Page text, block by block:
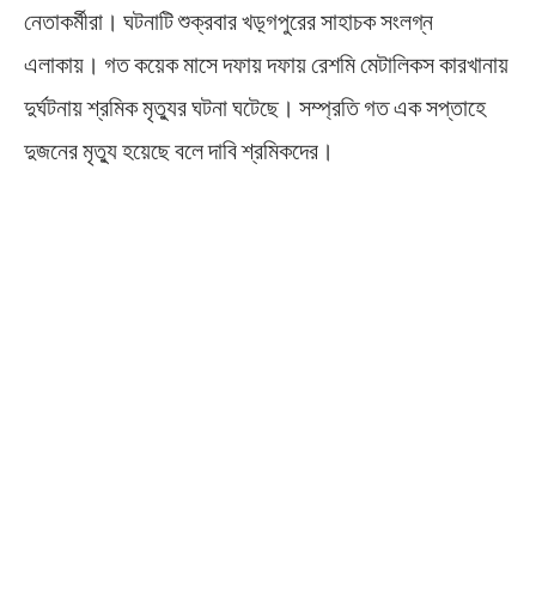
নেতাকর্মীরা। ঘটনাটি শুক্রবার খড়্গপুরের সাহাচক সংলগ্ন
এলাকায়। গত কয়েক মাসে দফায় দফায় রেশমি মেটালিকস কারখানায়
দুর্ঘটনায় শ্রমিক মৃত্যুর ঘটনা ঘটেছে। সম্প্রতি গত এক সপ্তাহে
দুজনের মৃত্যু হয়েছে বলে দাবি শ্রমিকদের।